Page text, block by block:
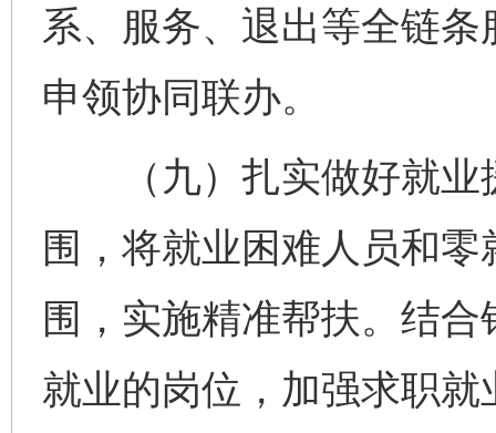
系、服务、退出等全链
申领协同联办。
（九）扎实做好就业
围，将就业困难人员和
围，实施精准帮扶。结
就业的岗位，加强求职